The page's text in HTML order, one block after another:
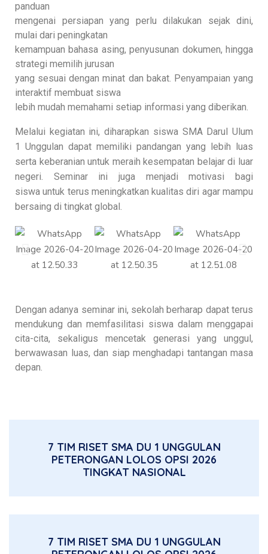
panduan
mengenai persiapan yang perlu dilakukan sejak dini,
mulai dari peningkatan
kemampuan bahasa asing, penyusunan dokumen, hingga
strategi memilih jurusan
yang sesuai dengan minat dan bakat. Penyampaian yang
interaktif membuat siswa
lebih mudah memahami setiap informasi yang diberikan.
Melalui kegiatan ini, diharapkan siswa SMA Darul Ulum
1 Unggulan dapat memiliki pandangan yang lebih luas
serta keberanian untuk meraihkesempatan belajar di luar
negeri. Seminar ini juga menjadi motivasi bagi
siswauntuk terus meningkatkan kualitas diri agar mampu
bersaing di tingkat global.
Dengan adanya seminar ini, sekolah berharap dapat terus
mendukung dan memfasilitasi siswa dalam menggapai
cita-cita, sekaligus mencetak generasi yang unggul,
berwawasan luas, dan siap menghadapi tantangan masa
depan.
7 TIM RISET SMA DU 1 UNGGULAN
PETERONGAN LOLOS OPSI 2026
TINGKAT NASIONAL
7 TIM RISET SMA DU 1 UNGGULAN